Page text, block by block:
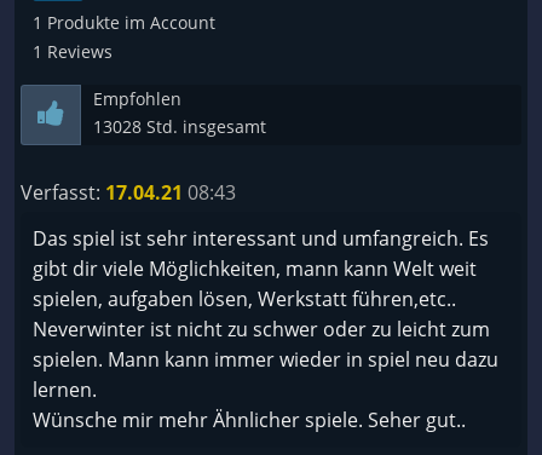
Ist das jetzt so ne Art von joa, wir machen das Spiel
die Sau rauslassen? Nee ernsthaft... ich raffs nicht...
warum? Was soll der Schwachsinn?
Naja... im Endeffekt hatte ich ohnehin keine Lust
mehr auf dieses extrem statische Kampfsystem, das
mangelhafte und ineffektive Skill-, Level und
Ausrüstungssystem, die lächerlich einfachen
Bossfights, miesen Belohnungen und das sehr
magere Lootkonzept.
Die Grafik ist ja sehr hübsch, ebenso das Design der
Maps, NPCs, Gegner... auch die Quests sind... ich
meine waren sehr abwechlungsreich und teils auch
1 Produkte im Account
1 Reviews
Empfohlen
13028 Std. insgesamt
Verfasst: 17.04.21 08:43
Das spiel ist sehr interessant und umfangreich. Es
gibt dir viele Möglichkeiten, mann kann Welt weit
spielen, aufgaben lösen, Werkstatt führen,etc..
Neverwinter ist nicht zu schwer oder zu leicht zum
spielen. Mann kann immer wieder in spiel neu dazu
lernen.
Wünsche mir mehr Ähnlicher spiele. Seher gut..